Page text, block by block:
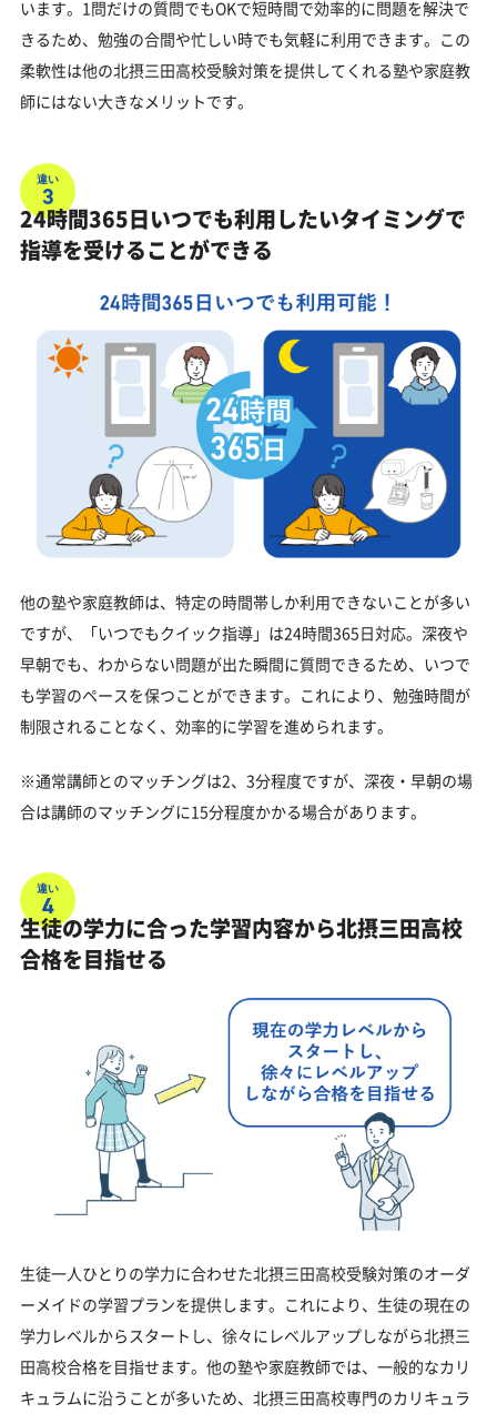
います。1問だけの質問でもOKで短時間で効率的に問題を解決で
きるため、勉強の合間や忙しい時でも気軽に利用できます。この
柔軟性は他の北摂三田高校受験対策を提供してくれる塾や家庭教
師にはない大きなメリットです。
違い
3
24時間365日いつでも利用したいタイミングで
指導を受けることができる
他の塾や家庭教師は、特定の時間帯しか利用できないことが多い
ですが、「いつでもクイック指導」は24時間365日対応。深夜や
早朝でも、わからない問題が出た瞬間に質問できるため、いつで
も学習のペースを保つことができます。これにより、勉強時間が
制限されることなく、効率的に学習を進められます。
※通常講師とのマッチングは2、3分程度ですが、深夜・早朝の場
合は講師のマッチングに15分程度かかる場合があります。
違い
4
生徒の学力に合った学習内容から北摂三田高校
合格を目指せる
生徒一人ひとりの学力に合わせた北摂三田高校受験対策のオーダ
ーメイドの学習プランを提供します。これにより、生徒の現在の
学力レベルからスタートし、徐々にレベルアップしながら北摂三
田高校合格を目指せます。他の塾や家庭教師では、一般的なカリ
キュラムに沿うことが多いため、北摂三田高校専門のカリキュラ